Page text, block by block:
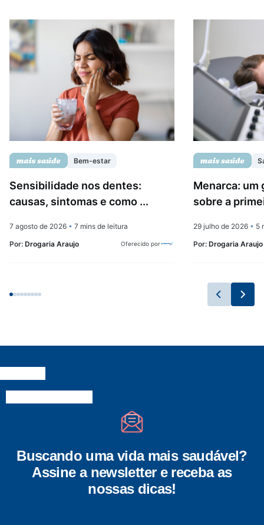
Bem-estar
Sensibilidade nos dentes:
causas, sintomas e como ...
7 agosto de 2026 • 7 mins de leitura
Por: Drogaria Araujo Oferecido por
Menarca: um
sobre a
29 julho de 2026 • 5
Por: Drogaria Araujo
Buscando uma vida mais saudável?
Assine a newsletter e receba as
nossas dicas!